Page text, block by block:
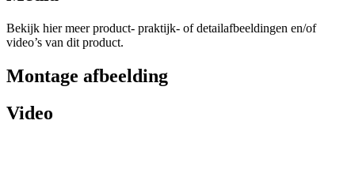
Bekijk hier meer product- praktijk- of detailafbeeldingen en/of
video’s van dit product.
Montage afbeelding
Video